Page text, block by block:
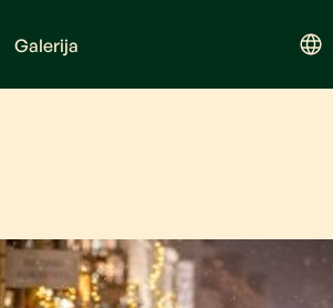
Galerija